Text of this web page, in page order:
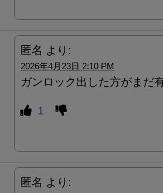
匿名 より:
2026年4月23日 2:10 PM
ガンロック出した方がまだ
1
匿名 より: